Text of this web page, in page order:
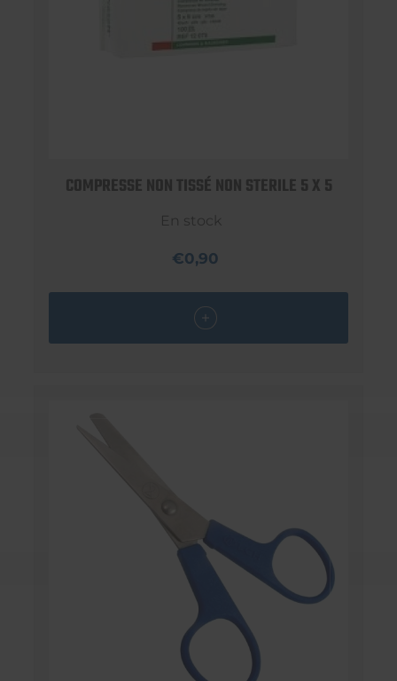
COMPRESSE NON TISSÉ NON STERILE 5 X 5
En stock
€0,90